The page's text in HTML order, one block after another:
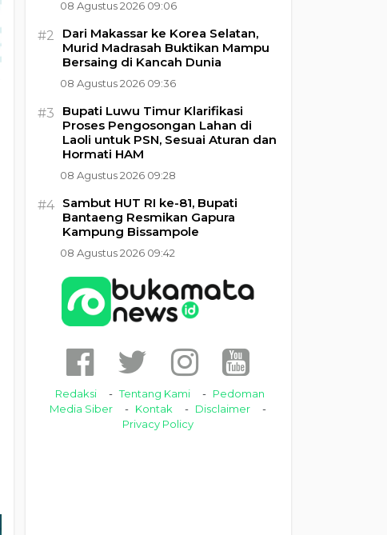
08 Agustus 2026 09:06
#2
Dari Makassar ke Korea Selatan,
Murid Madrasah Buktikan Mampu
Bersaing di Kancah Dunia
08 Agustus 2026 09:36
#3
Bupati Luwu Timur Klarifikasi
Proses Pengosongan Lahan di
Laoli untuk PSN, Sesuai Aturan dan
Hormati HAM
08 Agustus 2026 09:28
#4 Sambut HUT RI ke-81, Bupati
Bantaeng Resmikan Gapura
Kampung Bissampole
08 Agustus 2026 09:42
Redaksi Tentang Kami
Pedoman
Media Siber
Kontak
Disclaimer
Privacy Policy